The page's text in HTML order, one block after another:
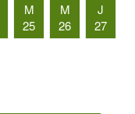
M
25
M
26
J
27